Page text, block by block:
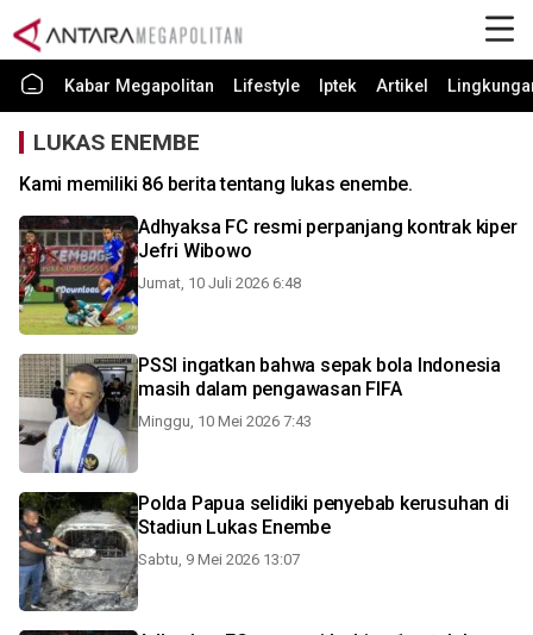
Kabar Megapolitan Lifestyle Iptek Artikel
LUKAS ENEMBE
Kami memiliki 86 berita tentang lukas enembe.
Adhyaksa FC resmi perpanjang kontrak kiper
Jefri Wibowo
Jumat, 10 Juli 2026 6:48
PSSI ingatkan bahwa sepak bola Indonesia
masih dalam pengawasan FIFA
Minggu, 10 Mei 2026 7:43
Polda Papua selidiki penyebab kerusuhan di
Stadiun Lukas Enembe
Sabtu, 9 Mei 2026 13:07